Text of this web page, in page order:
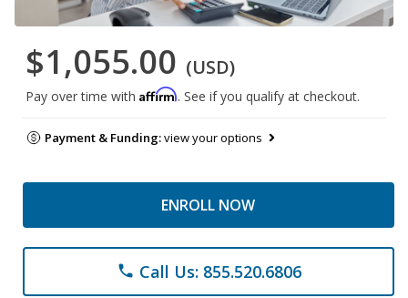
$1,055.00 (USD)
Pay over time with Affirm. See if you qualify at checkout.
Payment & Funding:view your options
ENROLL NOW
phone Call Us: 855.520.6806